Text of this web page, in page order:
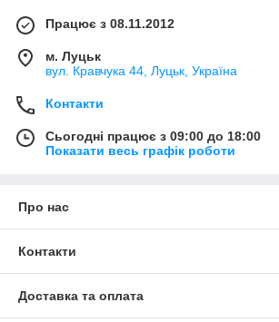
Працює з 08.11.2012
м. Луцьк
вул. Кравчука 44, Луцьк, Україна
Контакти
Сьогодні працює з 09:00 до 18:00
Показати весь графік роботи
Про нас
Контакти
Доставка та оплата